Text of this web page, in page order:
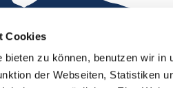
Cookies
zu können, benutzen wir in
der Webseiten, Statistiken